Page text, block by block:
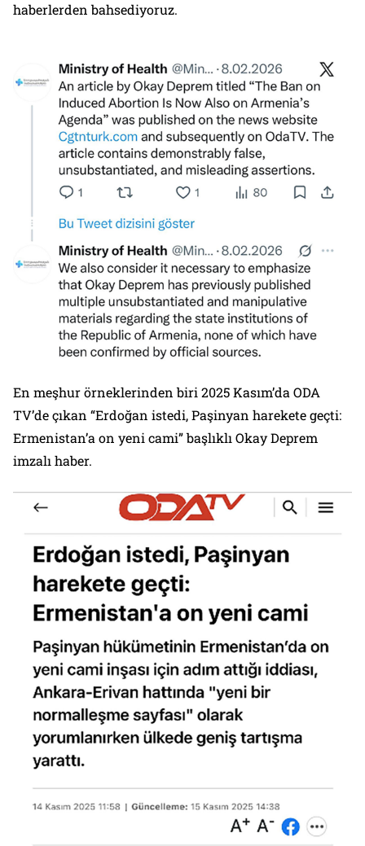
haberlerden bahsediyoruz.
En meşhur örneklerinden biri 2025 Kasım’da ODA
TV’de çıkan “Erdoğan istedi, Paşinyan harekete geçti:
Ermenistan’a on yeni cami” başlıklı Okay Deprem
imzalı haber.